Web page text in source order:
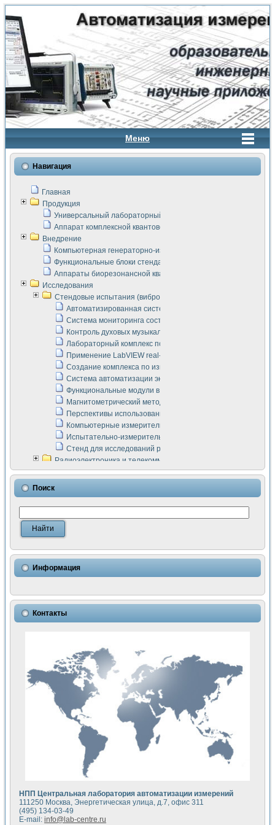
Меню
Навигация
Главная
Продукция
Универсальный лабораторный стенд "Сигнал-USB"
Аппарат комплексной квантовой терапии Интроскан
Внедрение
Компьютерная генераторно-измерительная система
Функциональные блоки стенда "Сигнал-USB"
Аппараты биорезонансной квантовой терапии серии СКАН
Исследования
Стендовые испытания (виброакустика, тензометрия и т.п.)
Автоматизированная система измерения параметров
Система мониторинга состояния тяговых
Контроль духовых музыкальных инструментов
Лабораторный комплекс по исследованию элементной
Применение LabVIEW real-time module для
Создание комплекса по измерению скорости подвижного
Система автоматизации экспериментальных
Функциональные модули в стандарте Nl SCXI для
Магнитометрический метод в дефектоскопии сварных
Перспективы использования машинного зрения в
Компьютерные измерительные системы для
Испытательно-измерительный комплекс аппаратуры для
Стенд для исследований рабочих процессов ДВС в
Радиоэлектроника и телекоммуникации
LabVIEW в расчетах радиолиний систем передачи данных
Аппаратно-программный комплекс для исследования
Виртуальный лабораторный стенд для исследования
Измерение шумовых параметров операционных
Измерительный преобразователь на основе цифровой
Использование NI LabVIEW для математического
Исследовние возможности создания измерителя ВАХ
Математическое моделирование генератора сигналов -
Применение осциллографического модуля с высоким
Симуляция отклика импульсного радиолокационного
Автоматизация формирования уравнений состояния для
Разработка автоматизированного стенда для измерения
Применение среды LabVIEW для построения картины
Портативная система для определения показателей
Использование LabVIEW для управления источником
Устройство для снятия вольт-амперных характеристик
Передовые научные технологии: нано-, фемто-,
Автоматизированная установка по измерению временных
Автоматизированный лабораторный комплекс на базе
Визуализация моделирования и оптимизации тепловой
Виртуальный прибор для исследования функциональных
Исследование возможности создания экономичного
Исследование кинетики движения макрочастиц в
Метод прогнозирования свойств дисперсных продуктов
Недорогая система управления сверхпроводящим
Применение технологий NI в курсе экспериментальной
Поиск
Информация
Контакты
НПП Центральная лаборатория автоматизации измерений
111250 Москва, Энергетическая улица, д.7, офис 311
(495) 134-03-49
E-mail: info@lab-centre.ru